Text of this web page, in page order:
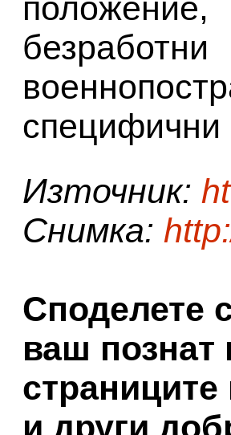
специфични
Източник:
Снимка:
Споделете
ваш познат